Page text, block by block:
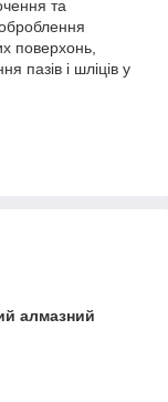
та
поверхонь,
пазів і шліців у
алмазний